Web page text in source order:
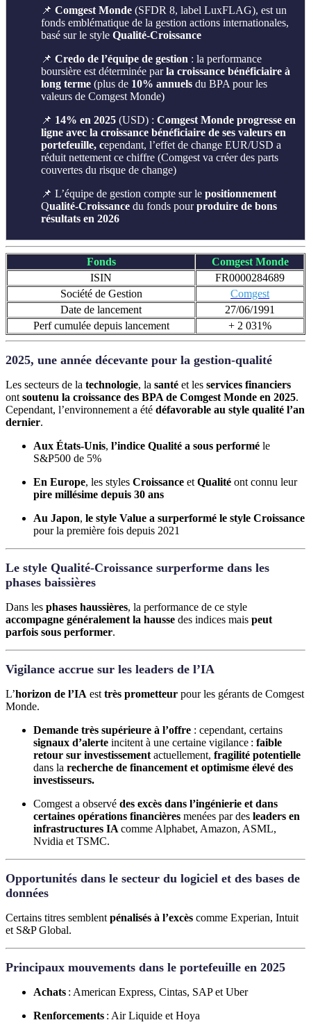
📌 Comgest Monde (SFDR 8, label LuxFLAG), est un
fonds emblématique de la gestion actions internationales,
basé sur le style Qualité-Croissance
📌 Credo de l’équipe de gestion : la performance
boursière est déterminée parla croissance bénéficiaire à
long terme (plus de 10% annuels du BPA pour les
valeurs de Comgest Monde)
📌 14% en 2025 (USD) : Comgest Monde progresse en
ligne avec la croissance bénéficiaire de ses valeurs en
portefeuille, cependant, l’effet de change EUR/USD a
réduit nettement ce chiffre (Comgest va créer des parts
couvertes du risque de change)
📌 L’équipe de gestion compte sur le positionnement
Qualité-Croissance du fonds pourproduire de bons
résultats en 2026
Fonds
Comgest Monde
ISIN
FR0000284689
Société de Gestion
Comgest
Date de lancement
27/06/1991
Perf cumulée depuis lancement
+ 2 031%
2025, une année décevante pour la gestion-qualité
Les secteurs de la technologie, la santé et les services financiers
ont soutenu la croissance des BPA de Comgest Monde en 2025.
Cependant, l’environnement a été défavorable au style qualité l’an
dernier.
Aux États-Unis, l’indice Qualité a sous performé le
S&P500 de 5%
En Europe, les styles Croissance et Qualité ont connu leur
pire millésime depuis 30 ans
Au Japon, le style Value a surperformé le style Croissance
pour la première fois depuis 2021
Le style Qualité-Croissance surperforme dans les
phases baissières
Dans les phases haussières, la performance de ce style
accompagne généralement la hausse des indices mais peut
parfois sous performer.
Vigilance accrue sur les leaders de l’IA
L’horizon de l’IA est très prometteur pour les gérants de Comgest
Monde.
Demande très supérieure à l’offre : cependant, certains
signaux d’alerte incitent à une certaine vigilance : faible
retour sur investissement actuellement, fragilité potentielle
dans la recherche de financement et optimisme élevé des
investisseurs.
Comgest a observé des excès dans l’ingénierie et dans
certaines opérations financières menées par des leaders en
infrastructures IA comme Alphabet, Amazon, ASML,
Nvidia et TSMC.
Opportunités dans le secteur du logiciel et des bases de
données
Certains titres semblent pénalisés à l’excès comme Experian, Intuit
et S&P Global.
Principaux mouvements dans le portefeuille en 2025
Achats : American Express, Cintas, SAP et Uber
Renforcements : Air Liquide et Hoya